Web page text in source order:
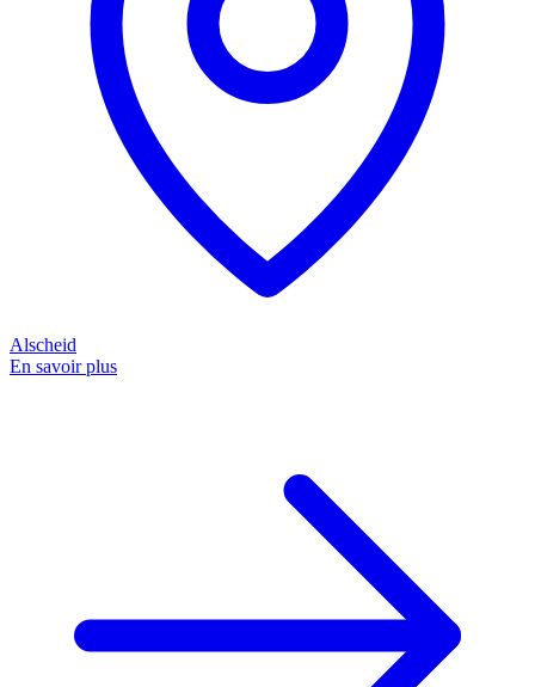
Alscheid
En savoir plus